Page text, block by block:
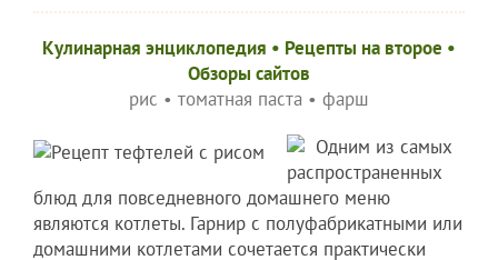
Кулинарная энциклопедия • Рецепты на второе •
Обзоры сайтов
рис • томатная паста • фарш
Одним из самых
распространенных
блюд для повседневного домашнего меню
являются котлеты. Гарнир с полуфабрикатными или
домашними котлетами сочетается практически